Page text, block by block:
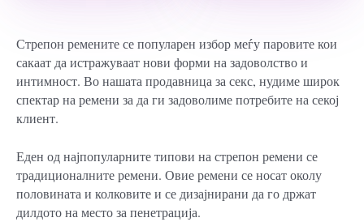
Стрепон ремените се популарен избор меѓу паровите кои
сакаат да истражуваат нови форми на задоволство и
интимност. Во нашата продавница за секс, нудиме широк
спектар на ремени за да ги задоволиме потребите на секој
клиент.
Еден од најпопуларните типови на стрепон ремени се
традиционалните ремени. Овие ремени се носат околу
половината и колковите и се дизајнирани да го држат
дилдото на место за пенетрација.